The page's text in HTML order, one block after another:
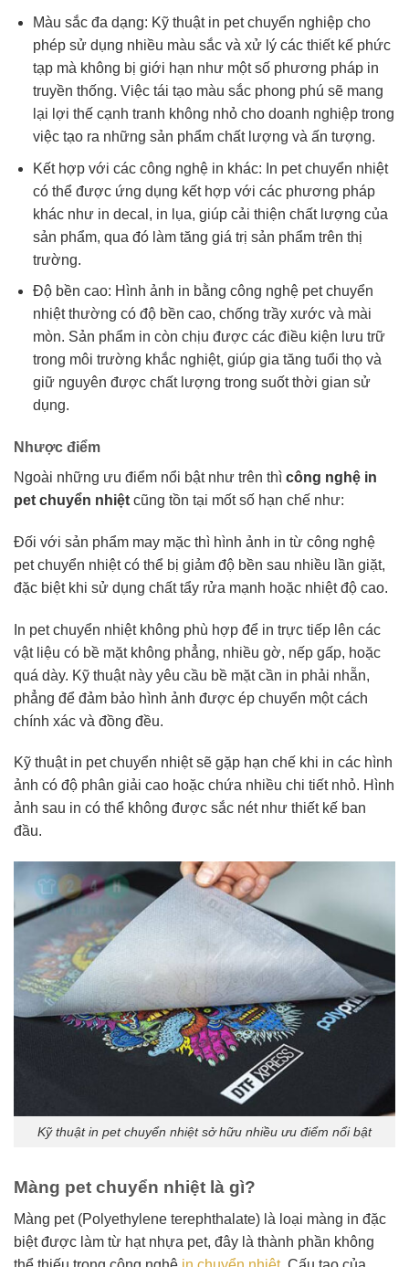
Màu sắc đa dạng: Kỹ thuật in pet chuyển nghiệp cho
phép sử dụng nhiều màu sắc và xử lý các thiết kế phức
tạp mà không bị giới hạn như một số phương pháp in
truyền thống. Việc tái tạo màu sắc phong phú sẽ mang
lại lợi thế cạnh tranh không nhỏ cho doanh nghiệp trong
việc tạo ra những sản phẩm chất lượng và ấn tượng.
Kết hợp với các công nghệ in khác: In pet chuyển nhiệt
có thể được ứng dụng kết hợp với các phương pháp
khác như in decal, in lụa, giúp cải thiện chất lượng của
sản phẩm, qua đó làm tăng giá trị sản phẩm trên thị
trường.
Độ bền cao: Hình ảnh in bằng công nghệ pet chuyển
nhiệt thường có độ bền cao, chống trầy xước và mài
mòn. Sản phẩm in còn chịu được các điều kiện lưu trữ
trong môi trường khắc nghiệt, giúp gia tăng tuổi thọ và
giữ nguyên được chất lượng trong suốt thời gian sử
dụng.
Nhược điểm
Ngoài những ưu điểm nổi bật như trên thì công nghệ in
pet chuyển nhiệt cũng tồn tại mốt số hạn chế như:
Đối với sản phẩm may mặc thì hình ảnh in từ công nghệ
pet chuyển nhiệt có thể bị giảm độ bền sau nhiều lần giặt,
đặc biệt khi sử dụng chất tẩy rửa mạnh hoặc nhiệt độ cao.
In pet chuyển nhiệt không phù hợp để in trực tiếp lên các
vật liệu có bề mặt không phẳng, nhiều gờ, nếp gấp, hoặc
quá dày. Kỹ thuật này yêu cầu bề mặt cần in phải nhẵn,
phẳng để đảm bảo hình ảnh được ép chuyển một cách
chính xác và đồng đều.
Kỹ thuật in pet chuyển nhiệt sẽ gặp hạn chế khi in các hình
ảnh có độ phân giải cao hoặc chứa nhiều chi tiết nhỏ. Hình
ảnh sau in có thể không được sắc nét như thiết kế ban
đầu.
Kỹ thuật in pet chuyển nhiệt sở hữu nhiều ưu điểm nổi bật
Màng pet chuyển nhiệt là gì?
Màng pet (Polyethylene terephthalate) là loại màng in đặc
biệt được làm từ hạt nhựa pet, đây là thành phần không